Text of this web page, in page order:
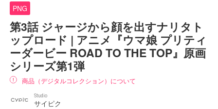
PNG
第3話 ジャージから顔を出すナリタト
ップロード | アニメ『ウマ娘 プリティ
ーダービー ROAD TO THE TOP』原画
シリーズ第1弾
商品（デジタルコレクション）について
Studio
サイピク